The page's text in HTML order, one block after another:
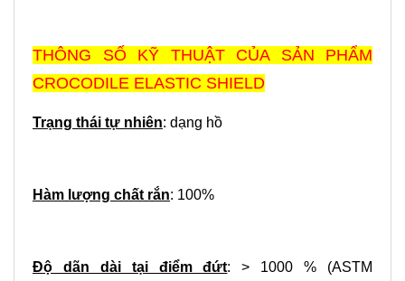
THÔNG SỐ KỸ THUẬT CỦA SẢN PHẨM
CROCODILE ELASTIC SHIELD
Trạng thái tự nhiên: dạng hồ
Hàm lượng chất rắn: 100%
Độ dãn dài tại điểm đứt: > 1000 % (ASTM